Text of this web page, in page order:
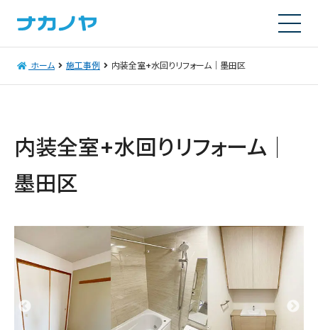
ホーム 施工事例 内装全室+水回りリフォーム｜墨田区
内装全室+水回りリフォーム｜
墨田区